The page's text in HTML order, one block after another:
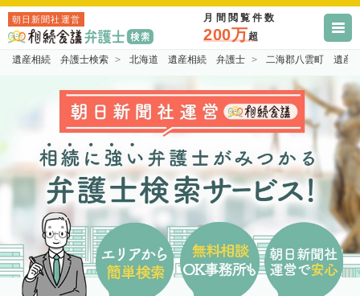
朝日新聞社運営 月間閲覧件数
200万超
遺産相続 弁護士検索 北海道 遺産相続 弁護士 二海郡八雲町 遺産